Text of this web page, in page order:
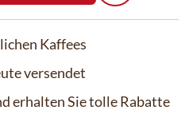
Kaffees
versendet
erhalten Sie tolle Rabatte